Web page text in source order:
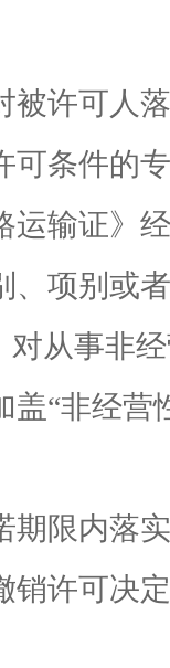
许可人落
可条件的
运输证》
、项别或
对从事非
盖“非经营
限内落实
销许可决